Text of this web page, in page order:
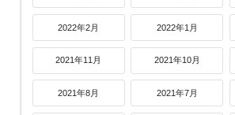
2022年2月 2022年1月
2021年11月 2021年10月
2021年8月 2021年7月